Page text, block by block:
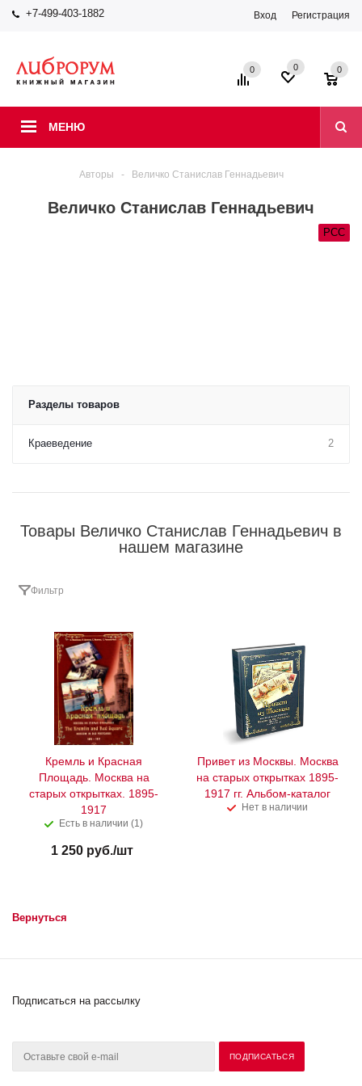
+7-499-403-1882 Вход Регистрация
МЕНЮ
0 0 0
Авторы - Величко Станислав Геннадьевич
Величко Станислав Геннадьевич
РСС
Разделы товаров
Краеведение 2
Товары Величко Станислав Геннадьевич в
нашем магазине
Фильтр
Кремль и Красная
Площадь. Москва на
старых открытках. 1895-
1917
Есть в наличии (1)
1 250 руб./шт
Привет из Москвы. Москва
на старых открытках 1895-
1917 гг. Альбом-каталог
Нет в наличии
Вернуться
Подписаться на рассылку